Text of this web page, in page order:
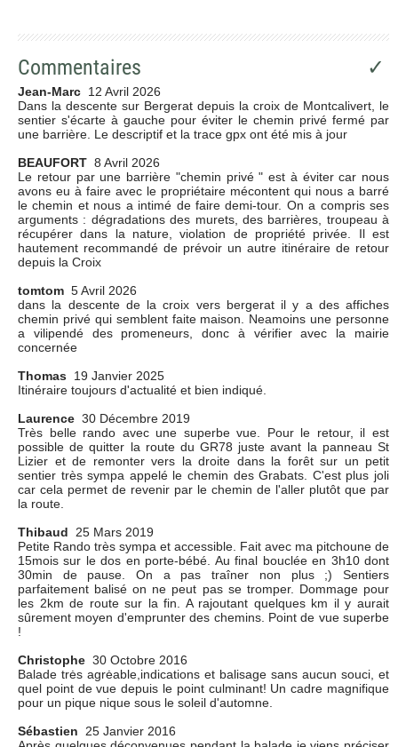
Commentaires ✓
Jean-Marc 12 Avril 2026
Dans la descente sur Bergerat depuis la croix de Montcalivert, le
sentier s'écarte à gauche pour éviter le chemin privé fermé par
une barrière. Le descriptif et la trace gpx ont été mis à jour
BEAUFORT 8 Avril 2026
Le retour par une barrière "chemin privé " est à éviter car nous
avons eu à faire avec le propriétaire mécontent qui nous a barré
le chemin et nous a intimé de faire demi-tour. On a compris ses
arguments : dégradations des murets, des barrières, troupeau à
récupérer dans la nature, violation de propriété privée. Il est
hautement recommandé de prévoir un autre itinéraire de retour
depuis la Croix
tomtom 5 Avril 2026
dans la descente de la croix vers bergerat il y a des affiches
chemin privé qui semblent faite maison. Neamoins une personne
a vilipendé des promeneurs, donc à vérifier avec la mairie
concernée
Thomas 19 Janvier 2025
Itinéraire toujours d'actualité et bien indiqué.
Laurence 30 Décembre 2019
Très belle rando avec une superbe vue. Pour le retour, il est
possible de quitter la route du GR78 juste avant la panneau St
Lizier et de remonter vers la droite dans la forêt sur un petit
sentier très sympa appelé le chemin des Grabats. C'est plus joli
car cela permet de revenir par le chemin de l'aller plutôt que par
la route.
Thibaud
25 Mars 2019
Petite Rando très sympa et accessible. Fait avec ma pitchoune de
15mois sur le dos en porte-bébé. Au final bouclée en 3h10 dont
30min de pause. On a pas traîner non plus ;) Sentiers
parfaitement balisé on ne peut pas se tromper. Dommage pour
les 2km de route sur la fin. A rajoutant quelques km il y aurait
sûrement moyen d'emprunter des chemins. Point de vue superbe
!
Christophe 30 Octobre 2016
Balade trės agrėable,indications et balisage sans aucun souci, et
quel point de vue depuis le point culminant! Un cadre magnifique
pour un pique nique sous le soleil d'automne.
Sébastien
25 Janvier 2016